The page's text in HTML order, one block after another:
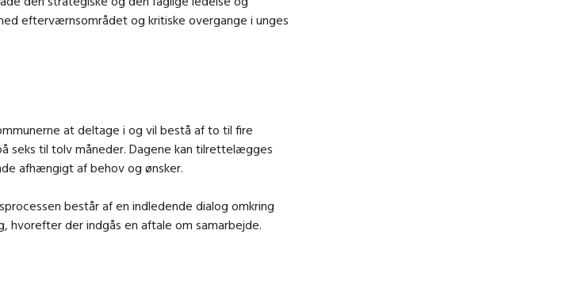
efterværnsområdet og kritiske overgange i unges
at deltage i og vil bestå af to til fire
seks til tolv måneder. Dagene kan tilrettelægges
afhængigt af behov og ønsker.
består af en indledende dialog omkring
hvorefter der indgås en aftale om samarbejde.